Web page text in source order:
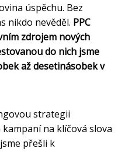
úspěchu. Bez
nikdo nevěděl. PPC
zdrojem nových
do nich jsme
až desetinásobek v
strategii
na klíčová slova
přešli k